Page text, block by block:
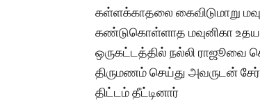
கள்ளக்காதலை கைவிடுமாறு
கண்டுகொள்ளாத மவுனிகா
ஒருகட்டத்தில் நல்லி ராஜூவை
திருமணம் செய்து அவருடன்
திட்டம் தீட்டினார்